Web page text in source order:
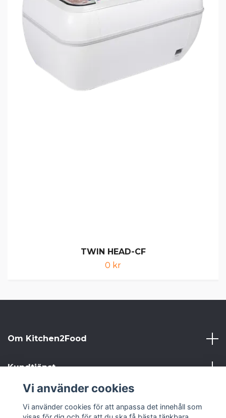
TWIN HEAD-CF
0 kr
Om Kitchen2Food
Kundtjänst
Kitchen2Food
Vi använder cookies
Vi använder cookies för att anpassa det innehåll som